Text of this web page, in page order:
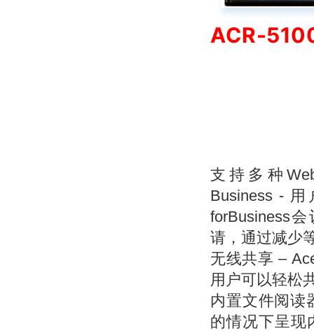
ACR-
支持多种
Business -
forBusiness
请，通过减少
无线共享 –
用户可以轻松
内置文件阅读
的情况下呈现